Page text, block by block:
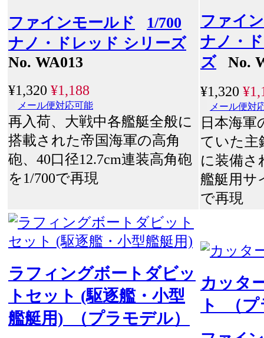
ファインモールド
1/700
ナノ・ドレッド シリーズ
No. WA013
¥1,320 ¥1,188
メール便対応可能
再入荷、大戦中各艦艇全般に
搭載された帝国海軍の高角
砲、40口径12.7cm連装高角砲
を1/700で再現
ファイ
ナノ・
ズNo.
¥1,320
メール便対
日本海軍
ていた主
に装備さ
艦艇用サ
で再現
ラフィングボートダビッ
トセット (駆逐艦・小型
艦艇用) （プラモデル）
カッタ
ト （